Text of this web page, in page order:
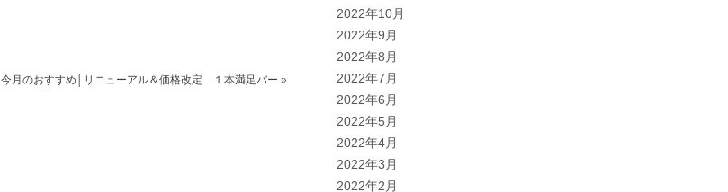
今月のおすすめ│リニューアル＆価格改定 １本満足バー »
2022年10月
2022年9月
2022年8月
2022年7月
2022年6月
2022年5月
2022年4月
2022年3月
2022年2月